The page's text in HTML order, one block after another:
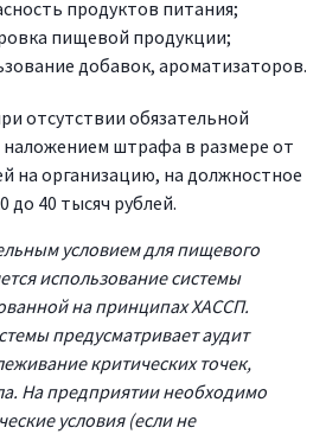
продуктов питания;
пищевой продукции;
добавок, ароматизаторов.
отсутствии обязательной
штрафа в размере от
на организацию, на должностное
40 тысяч рублей.
условием для пищевого
использование системы
на принципах ХАССП.
предусматривает аудит
критических точек,
На предприятии необходимо
условия (если не